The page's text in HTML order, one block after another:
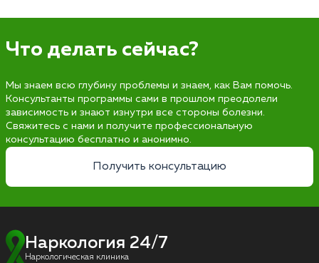
Что делать сейчас?
Мы знаем всю глубину проблемы и знаем, как Вам помочь.
Консультанты программы сами в прошлом преодолели
зависимость и знают изнутри все стороны болезни.
Свяжитесь с нами и получите профессиональную
консультацию бесплатно и анонимно.
Получить консультацию
Наркология 24/7
Наркологическая клиника